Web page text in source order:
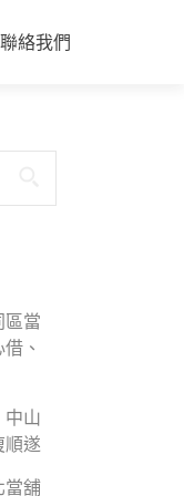
聯絡我們
區當
、
中山
順遂
當舖